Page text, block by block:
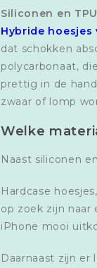
Siliconen en
Hybride hoesjes
dat schokken
polycarbonaat,
prettig in de
zwaar of lomp
Welke
Naast siliconen
Hardcase
op zoek zijn
iPhone mooi
Daarnaast zijn